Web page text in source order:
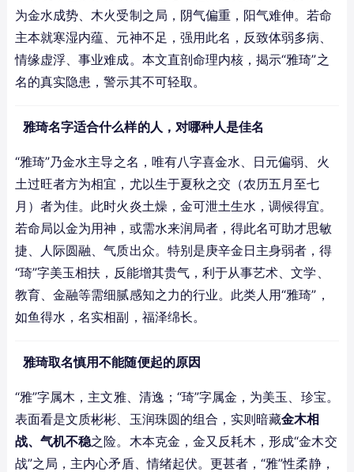
为金水成势、木火受制之局，阴气偏重，阳气难伸。若命
主本就寒湿内蕴、元神不足，强用此名，反致体弱多病、
情缘虚浮、事业难成。本文直剖命理内核，揭示“雅琦”之
名的真实隐患，警示其不可轻取。
雅琦名字适合什么样的人，对哪种人是佳名
“雅琦”乃金水主导之名，唯有八字喜金水、日元偏弱、火
土过旺者方为相宜，尤以生于夏秋之交（农历五月至七
月）者为佳。此时火炎土燥，金可泄土生水，调候得宜。
若命局以金为用神，或需水来润局者，得此名可助才思敏
捷、人际圆融、气质出众。特别是庚辛金日主身弱者，得
“琦”字美玉相扶，反能增其贵气，利于从事艺术、文学、
教育、金融等需细腻感知之力的行业。此类人用“雅琦”，
如鱼得水，名实相副，福泽绵长。
雅琦取名慎用不能随便起的原因
“雅”字属木，主文雅、清逸；“琦”字属金，为美玉、珍宝。
表面看是文质彬彬、玉润珠圆的组合，实则暗藏金木相
战、气机不稳之险。木本克金，金又反耗木，形成“金木交
战”之局，主内心矛盾、情绪起伏。更甚者，“雅”性柔静，